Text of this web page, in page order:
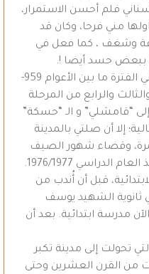
فلم أحسن الاستمرار،
مني فرحا، وكان قد
وشغف ، كما فعل في
ببعض حسد أيضا !.
وفيما بعد انتقلت إليها للدراسة في الفترة ما بين الأعوام 959-
والرابع من المرحلة
إلى “قامشلي” و الـ “حسكة”
إلا أن صلتي بالمدينة
وقضاء شهور الصيف
فيها غالبا.. إلى سكنتها رسميا منذ العام الدراسي 1976/1977.
قبل أن أُندب من
ثانوية الشهيد يوسف
مدرسة ابتدائية. بعد أن
تحولت إلى مدينة تكبر
من القرن العشرين وحتى